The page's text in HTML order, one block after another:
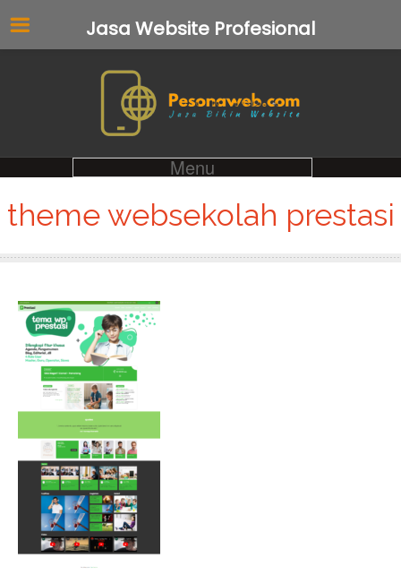
Menu
theme websekolah prestasi
Jasa Website Profesional